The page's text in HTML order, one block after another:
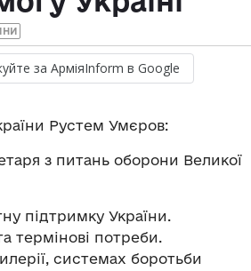
за АрміяInform в Google
Рустем Умєров:
з питань оборони Великої
підтримку України.
термінові потреби.
системах боротьби